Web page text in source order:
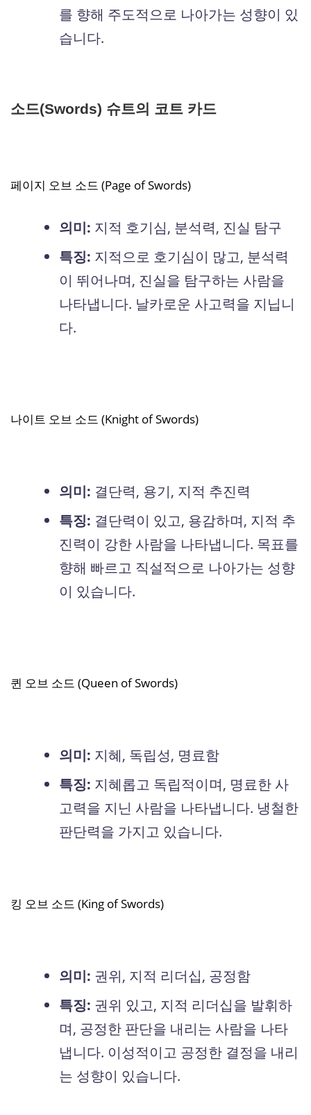
를 향해 주도적으로 나아가는 성향이 있
습니다.
소드(Swords) 슈트의 코트 카드
페이지 오브 소드 (Page of Swords)
의미: 지적 호기심, 분석력, 진실 탐구
특징: 지적으로 호기심이 많고, 분석력
이 뛰어나며, 진실을 탐구하는 사람을
나타냅니다. 날카로운 사고력을 지닙니
다.
나이트 오브 소드 (Knight of Swords)
의미: 결단력, 용기, 지적 추진력
특징: 결단력이 있고, 용감하며, 지적 추
진력이 강한 사람을 나타냅니다. 목표를
향해 빠르고 직설적으로 나아가는 성향
이 있습니다.
퀸 오브 소드 (Queen of Swords)
의미: 지혜, 독립성, 명료함
특징: 지혜롭고 독립적이며, 명료한 사
고력을 지닌 사람을 나타냅니다. 냉철한
판단력을 가지고 있습니다.
킹 오브 소드 (King of Swords)
의미: 권위, 지적 리더십, 공정함
특징: 권위 있고, 지적 리더십을 발휘하
며, 공정한 판단을 내리는 사람을 나타
냅니다. 이성적이고 공정한 결정을 내리
는 성향이 있습니다.